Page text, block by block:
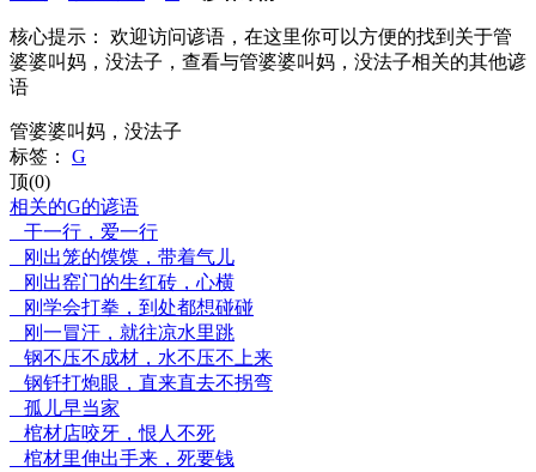
核心提示：
欢迎访问谚语，在这里你可以方便的找到关于管
婆婆叫妈，没法子，查看与管婆婆叫妈，没法子相关的其他谚
语
管婆婆叫妈，没法子
标签：
G
顶(0)
相关的G的谚语
干一行，爱一行
刚出笼的馍馍，带着气儿
刚出窑门的生红砖，心横
刚学会打拳，到处都想碰碰
刚一冒汗，就往凉水里跳
钢不压不成材，水不压不上来
钢钎打炮眼，直来直去不拐弯
孤儿早当家
棺材店咬牙，恨人不死
棺材里伸出手来，死要钱